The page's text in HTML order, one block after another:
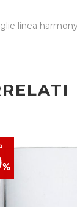
linea